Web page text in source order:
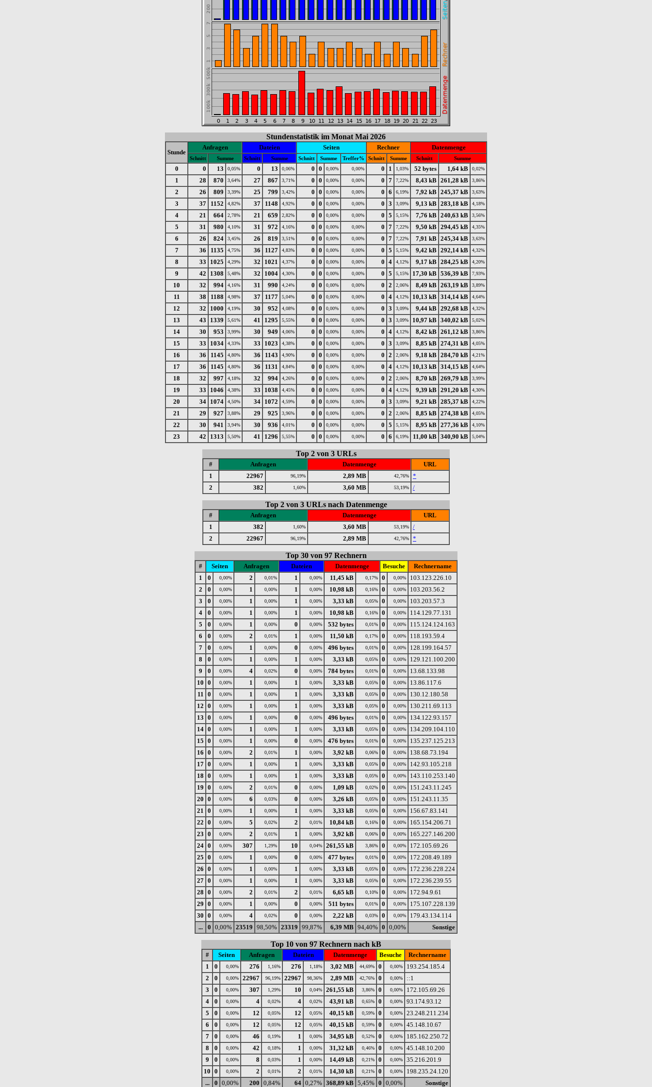
Stundenstatistik im Monat Mai 2026
Stunde
Anfragen Dateien Seiten Rechner Datenmenge
Schnitt Summe Schnitt Summe Schnitt Summe Treffer% Schnitt Summe Schnitt Summe
0 0 13 0,05% 0 13 0,06% 0 0 0,00% 0,00% 0 1 1,03% 52 bytes 1,64 kB 0,02%
1 28 870 3,64% 27 867 3,71% 0 0 0,00% 0,00% 0 7 7,22% 8,43 kB 261,28 kB 3,86%
2 26 809 3,39% 25 799 3,42% 0 0 0,00% 0,00% 0 6 6,19% 7,92 kB 245,37 kB 3,63%
3 37 1152 4,82% 37 1148 4,92% 0 0 0,00% 0,00% 0 3 3,09% 9,13 kB 283,18 kB 4,18%
4 21 664 2,78% 21 659 2,82% 0 0 0,00% 0,00% 0 5 5,15% 7,76 kB 240,63 kB 3,56%
5 31 980 4,10% 31 972 4,16% 0 0 0,00% 0,00% 0 7 7,22% 9,50 kB 294,45 kB 4,35%
6 26 824 3,45% 26 819 3,51% 0 0 0,00% 0,00% 0 7 7,22% 7,91 kB 245,34 kB 3,63%
7 36 1135 4,75% 36 1127 4,83% 0 0 0,00% 0,00% 0 5 5,15% 9,42 kB 292,14 kB 4,32%
8 33 1025 4,29% 32 1021 4,37% 0 0 0,00% 0,00% 0 4 4,12% 9,17 kB 284,25 kB 4,20%
9 42 1308 5,48% 32 1004 4,30% 0 0 0,00% 0,00% 0 5 5,15% 17,30 kB 536,39 kB 7,93%
10 32 994 4,16% 31 990 4,24% 0 0 0,00% 0,00% 0 2 2,06% 8,49 kB 263,19 kB 3,89%
11 38 1188 4,98% 37 1177 5,04% 0 0 0,00% 0,00% 0 4 4,12% 10,13 kB 314,14 kB 4,64%
12 32 1000 4,19% 30 952 4,08% 0 0 0,00% 0,00% 0 3 3,09% 9,44 kB 292,68 kB 4,32%
13 43 1339 5,61% 41 1295 5,55% 0 0 0,00% 0,00% 0 3 3,09% 10,97 kB 340,02 kB 5,02%
14 30 953 3,99% 30 949 4,06% 0 0 0,00% 0,00% 0 4 4,12% 8,42 kB 261,12 kB 3,86%
15 33 1034 4,33% 33 1023 4,38% 0 0 0,00% 0,00% 0 3 3,09% 8,85 kB 274,31 kB 4,05%
16 36 1145 4,80% 36 1143 4,90% 0 0 0,00% 0,00% 0 2 2,06% 9,18 kB 284,70 kB 4,21%
17 36 1145 4,80% 36 1131 4,84% 0 0 0,00% 0,00% 0 4 4,12% 10,13 kB 314,15 kB 4,64%
18 32 997 4,18% 32 994 4,26% 0 0 0,00% 0,00% 0 2 2,06% 8,70 kB 269,79 kB 3,99%
19 33 1046 4,38% 33 1038 4,45% 0 0 0,00% 0,00% 0 4 4,12% 9,39 kB 291,20 kB 4,30%
20 34 1074 4,50% 34 1072 4,59% 0 0 0,00% 0,00% 0 3 3,09% 9,21 kB 285,37 kB 4,22%
21 29 927 3,88% 29 925 3,96% 0 0 0,00% 0,00% 0 2 2,06% 8,85 kB 274,38 kB 4,05%
22 30 941 3,94% 30 936 4,01% 0 0 0,00% 0,00% 0 5 5,15% 8,95 kB 277,36 kB 4,10%
23 42 1313 5,50% 41 1296 5,55% 0 0 0,00% 0,00% 0 6 6,19% 11,00 kB 340,90 kB 5,04%
Top 2 von 3 URLs
# Anfragen Datenmenge
URL
1
22967 96,19% 2,89 MB 42,76%
*
2
382 1,60% 3,60 MB 53,19% /
Top 2 von 3 URLs nach Datenmenge
# Anfragen Datenmenge
URL
1
382 1,60% 3,60 MB 53,19%
/
2
22967 96,19% 2,89 MB 42,76% *
Top 30 von 97 Rechnern
# Seiten Anfragen Dateien Datenmenge Besuche
Rechnername
1
0 0,00% 2 0,01% 1 0,00% 11,45 kB 0,17% 0 0,00%
103.123.226.10
2
0 0,00% 1 0,00% 1 0,00% 10,98 kB 0,16% 0 0,00%
103.203.56.2
3
0 0,00% 1 0,00% 1 0,00% 3,33 kB 0,05% 0 0,00%
103.203.57.3
4
0 0,00% 1 0,00% 1 0,00% 10,98 kB 0,16% 0 0,00%
114.129.77.131
5
0 0,00% 1 0,00% 0 0,00% 532 bytes 0,01% 0 0,00%
115.124.124.163
6
0 0,00% 2 0,01% 1 0,00% 11,50 kB 0,17% 0 0,00%
118.193.59.4
7
0 0,00% 1 0,00% 0 0,00% 496 bytes 0,01% 0 0,00%
128.199.164.57
8
0 0,00% 1 0,00% 1 0,00% 3,33 kB 0,05% 0 0,00%
129.121.100.200
9
0 0,00% 4 0,02% 0 0,00% 784 bytes 0,01% 0 0,00%
13.68.133.98
10 0 0,00% 1 0,00% 1 0,00% 3,33 kB 0,05% 0 0,00%
13.86.117.6
11
0 0,00% 1 0,00% 1 0,00% 3,33 kB 0,05% 0 0,00%
130.12.180.58
12 0 0,00% 1 0,00% 1 0,00% 3,33 kB 0,05% 0 0,00%
130.211.69.113
13 0 0,00% 1 0,00% 0 0,00% 496 bytes 0,01% 0 0,00%
134.122.93.157
14 0 0,00% 1 0,00% 1 0,00% 3,33 kB 0,05% 0 0,00%
134.209.104.110
15 0 0,00% 1 0,00% 0 0,00% 476 bytes 0,01% 0 0,00%
135.237.125.213
16 0 0,00% 2 0,01% 1 0,00% 3,92 kB 0,06% 0 0,00%
138.68.73.194
17 0 0,00% 1 0,00% 1 0,00% 3,33 kB 0,05% 0 0,00%
142.93.105.218
18 0 0,00% 1 0,00% 1 0,00% 3,33 kB 0,05% 0 0,00%
143.110.253.140
19 0 0,00% 2 0,01% 0 0,00% 1,09 kB 0,02% 0 0,00%
151.243.11.245
20 0 0,00% 6 0,03% 0 0,00% 3,26 kB 0,05% 0 0,00%
151.243.11.35
21
0 0,00% 1 0,00% 1 0,00% 3,33 kB 0,05% 0 0,00%
156.67.83.141
22 0 0,00% 5 0,02% 2 0,01% 10,84 kB 0,16% 0 0,00%
165.154.206.71
23 0 0,00% 2 0,01% 1 0,00% 3,92 kB 0,06% 0 0,00%
165.227.146.200
24 0 0,00% 307 1,29% 10 0,04% 261,55 kB 3,86% 0 0,00%
172.105.69.26
25 0 0,00% 1 0,00% 0 0,00% 477 bytes 0,01% 0 0,00%
172.208.49.189
26 0 0,00% 1 0,00% 1 0,00% 3,33 kB 0,05% 0 0,00%
172.236.228.224
27 0 0,00% 1 0,00% 1 0,00% 3,33 kB 0,05% 0 0,00%
172.236.239.55
28 0 0,00% 2 0,01% 2 0,01% 6,65 kB 0,10% 0 0,00%
172.94.9.61
29 0 0,00% 1 0,00% 0 0,00% 511 bytes 0,01% 0 0,00%
175.107.228.139
30 0 0,00% 4 0,02% 0 0,00% 2,22 kB 0,03% 0 0,00%
179.43.134.114
...
0 0,00% 23519 98,50% 23319 99,87% 6,39 MB 94,40% 0 0,00% Sonstige
Top 10 von 97 Rechnern nach kB
# Seiten Anfragen Dateien Datenmenge Besuche
Rechnername
1
0 0,00% 276 1,16% 276 1,18% 3,02 MB 44,69% 0 0,00%
193.254.185.4
2
0 0,00% 22967 96,19% 22967 98,36% 2,89 MB 42,76% 0 0,00%
::1
3
0 0,00% 307 1,29% 10 0,04% 261,55 kB 3,86% 0 0,00%
172.105.69.26
4
0 0,00% 4 0,02% 4 0,02% 43,91 kB 0,65% 0 0,00%
93.174.93.12
5
0 0,00% 12 0,05% 12 0,05% 40,15 kB 0,59% 0 0,00%
23.248.211.234
6
0 0,00% 12 0,05% 12 0,05% 40,15 kB 0,59% 0 0,00%
45.148.10.67
7
0 0,00% 46 0,19% 1 0,00% 34,95 kB 0,52% 0 0,00%
185.162.250.72
8
0 0,00% 42 0,18% 1 0,00% 31,32 kB 0,46% 0 0,00%
45.148.10.200
9
0 0,00% 8 0,03% 1 0,00% 14,49 kB 0,21% 0 0,00%
35.216.201.9
10 0 0,00% 2 0,01% 2 0,01% 14,30 kB 0,21% 0 0,00%
198.235.24.120
...
0 0,00% 200 0,84% 64 0,27% 368,89 kB 5,45% 0 0,00% Sonstige